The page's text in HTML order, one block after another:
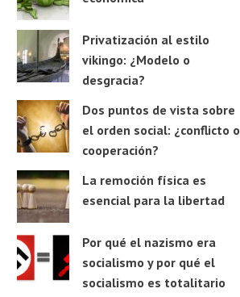
Privatización al estilo
vikingo: ¿Modelo o
desgracia?
Dos puntos de vista sobre
el orden social: ¿conflicto o
cooperación?
La remoción física es
esencial para la libertad
Por qué el nazismo era
socialismo y por qué el
socialismo es totalitario